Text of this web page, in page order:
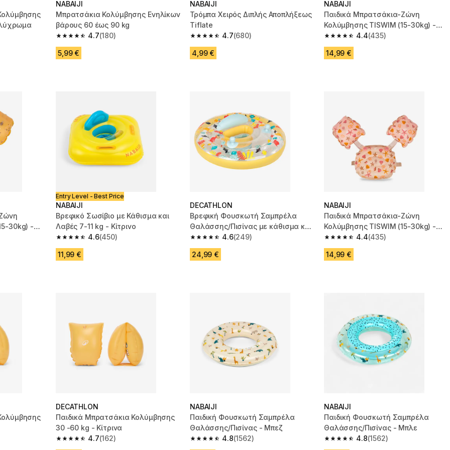
reviews
NABAIJI
Μπρατσάκια Κολύμβησης Ενηλίκων
βάρους 60 έως 90 kg
4.7
4.7 out of 5 stars from 180 reviews
(180)
5,99 €
NABAIJI
Τρόμπα Χειρός Διπλής Αποπλήξεως
Tiflate
4.7
4.7 out of 5 stars from 680 reviews
(680)
4,99 €
NABAIJI
Παιδικά Μπρατσάκια-Ζώνη
Κολύμβησης TISWIM (15-30kg) -
Μπλε
4.4
4.4 out of 5 stars from 435 reviews
(435)
14,99 €
30kg) -
reviews
Entry Level - Best Price
NABAIJI
Βρεφικό Σωσίβιο με Κάθισμα και
Λαβές 7-11 kg - Κίτρινο
4.6
4.6 out of 5 stars from 450 reviews
(450)
11,99 €
DECATHLON
Βρεφική Φουσκωτή Σαμπρέλα
Θαλάσσης/Πισίνας με κάθισμα και
λαβές - Κίτρινη
4.6
4.6 out of 5 stars from 249 reviews
(249)
24,99 €
NABAIJI
Παιδικά Μπρατσάκια-Ζώνη
Κολύμβησης TISWIM (15-30kg) -
Μπεζ
4.4
4.4 out of 5 stars from 435 reviews
(435)
14,99 €
reviews
DECATHLON
Παιδικά Μπρατσάκια Κολύμβησης
30 -60 kg - Κίτρινα
4.7
4.7 out of 5 stars from 162 reviews
(162)
NABAIJI
Παιδική Φουσκωτή Σαμπρέλα
Θαλάσσης/Πισίνας - Μπεζ
4.8
4.8 out of 5 stars from 1562 reviews
(1562)
NABAIJI
Παιδική Φουσκωτή Σαμπρέλα
Θαλάσσης/Πισίνας - Μπλε
4.8
4.8 out of 5 stars from 1562 reviews
(1562)